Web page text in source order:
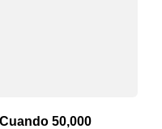
50,000